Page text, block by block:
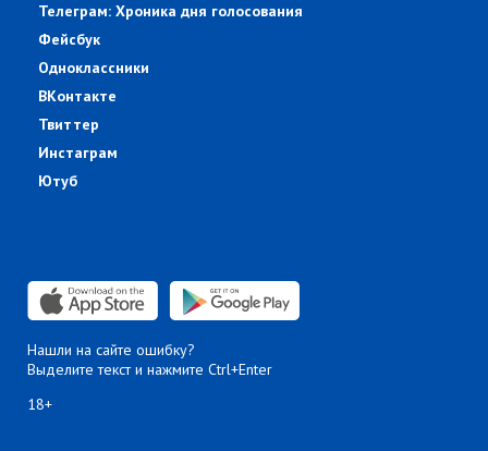
Телеграм: Хроника дня голосования
Фейсбук
Одноклассники
ВКонтакте
Твиттер
Инстаграм
Ютуб
Нашли на сайте ошибку?
Выделите текст и нажмите Ctrl+Enter
18+